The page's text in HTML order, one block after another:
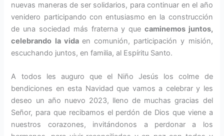
nuevas maneras de ser solidarios, para continuar en el año
venidero participando con entusiasmo en la construcción
de una sociedad más fraterna y que caminemos juntos,
celebrando la vida en comunión, participación y misión,
escuchando juntos, en familia, al Espíritu San­to.
A todos les auguro que el Niño Je­sús los colme de
bendiciones en esta Navidad que vamos a celebrar y les
deseo un año nuevo 2023, lle­no de muchas gracias del
Señor, para que recibamos el perdón de Dios que viene a
nuestros corazo­nes, invitándonos a perdonar a los